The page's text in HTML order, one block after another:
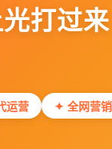
打过来
运营 ✦ 全网营